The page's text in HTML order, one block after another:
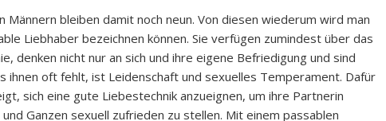
Männern bleiben damit noch neun. Von diesen wiederum wird man
Liebhaber bezeichnen können. Sie verfügen zumindest über das
denken nicht nur an sich und ihre eigene Befriedigung und sind
ihnen oft fehlt, ist Leidenschaft und sexuelles Temperament. Dafür
sich eine gute Liebestechnik anzueignen, um ihre Partnerin
Ganzen sexuell zufrieden zu stellen. Mit einem passablen